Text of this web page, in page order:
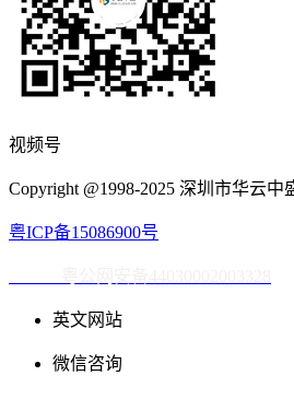
视频号
Copyright @1998-2025 深圳市华云中
粤ICP备15086900号
英文网站
微信咨询